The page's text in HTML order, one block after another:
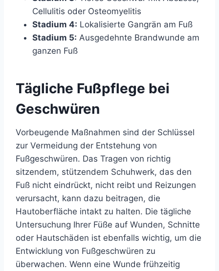
Cellulitis oder Osteomyelitis
Stadium 4: Lokalisierte Gangrän am Fuß
Stadium 5: Ausgedehnte Brandwunde am
ganzen Fuß
Tägliche Fußpflege bei
Geschwüren
Vorbeugende Maßnahmen sind der Schlüssel
zur Vermeidung der Entstehung von
Fußgeschwüren. Das Tragen von richtig
sitzendem, stützendem Schuhwerk, das den
Fuß nicht eindrückt, nicht reibt und Reizungen
verursacht, kann dazu beitragen, die
Hautoberfläche intakt zu halten. Die tägliche
Untersuchung Ihrer Füße auf Wunden, Schnitte
oder Hautschäden ist ebenfalls wichtig, um die
Entwicklung von Fußgeschwüren zu
überwachen. Wenn eine Wunde frühzeitig